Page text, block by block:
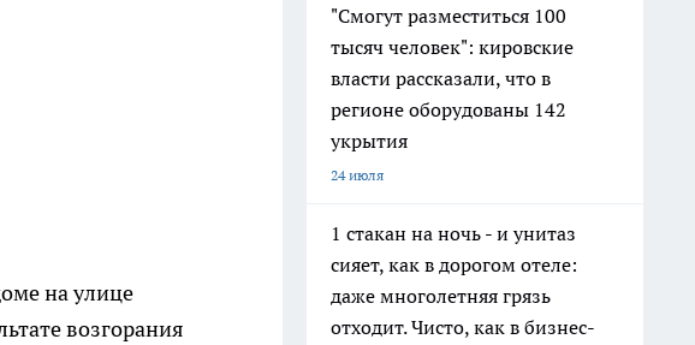
на улице
возгорания
"Смогут разместиться 100
тысяч человек": кировские
власти рассказали, что в
регионе оборудованы 142
укрытия
24 июля
1 стакан на ночь - и унитаз
сияет, как в дорогом отеле:
даже многолетняя грязь
отходит. Чисто, как в бизнес-